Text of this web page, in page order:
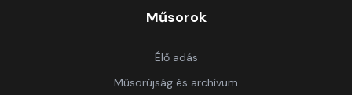
Műsorok
Élő adás
Műsorújság és archívum